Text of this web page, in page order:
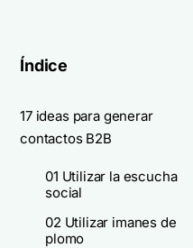
Índice
17 ideas para generar
contactos B2B
01 Utilizar la escucha
social
02 Utilizar imanes de
plomo